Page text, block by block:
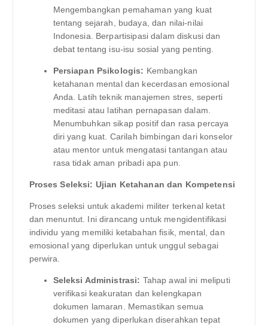
Mengembangkan pemahaman yang kuat
tentang sejarah, budaya, dan nilai-nilai
Indonesia. Berpartisipasi dalam diskusi dan
debat tentang isu-isu sosial yang penting.
Persiapan Psikologis: Kembangkan
ketahanan mental dan kecerdasan emosional
Anda. Latih teknik manajemen stres, seperti
meditasi atau latihan pernapasan dalam.
Menumbuhkan sikap positif dan rasa percaya
diri yang kuat. Carilah bimbingan dari konselor
atau mentor untuk mengatasi tantangan atau
rasa tidak aman pribadi apa pun.
Proses Seleksi: Ujian Ketahanan dan Kompetensi
Proses seleksi untuk akademi militer terkenal ketat
dan menuntut. Ini dirancang untuk mengidentifikasi
individu yang memiliki ketabahan fisik, mental, dan
emosional yang diperlukan untuk unggul sebagai
perwira.
Seleksi Administrasi: Tahap awal ini meliputi
verifikasi keakuratan dan kelengkapan
dokumen lamaran. Memastikan semua
dokumen yang diperlukan diserahkan tepat